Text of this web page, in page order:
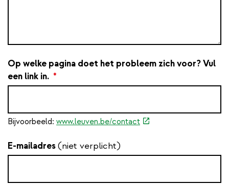
Op welke pagina doet het probleem zich voor? Vul
een link in. *
Bijvoorbeeld: www.leuven.be/contact(externe
E-mailadres(niet verplicht)